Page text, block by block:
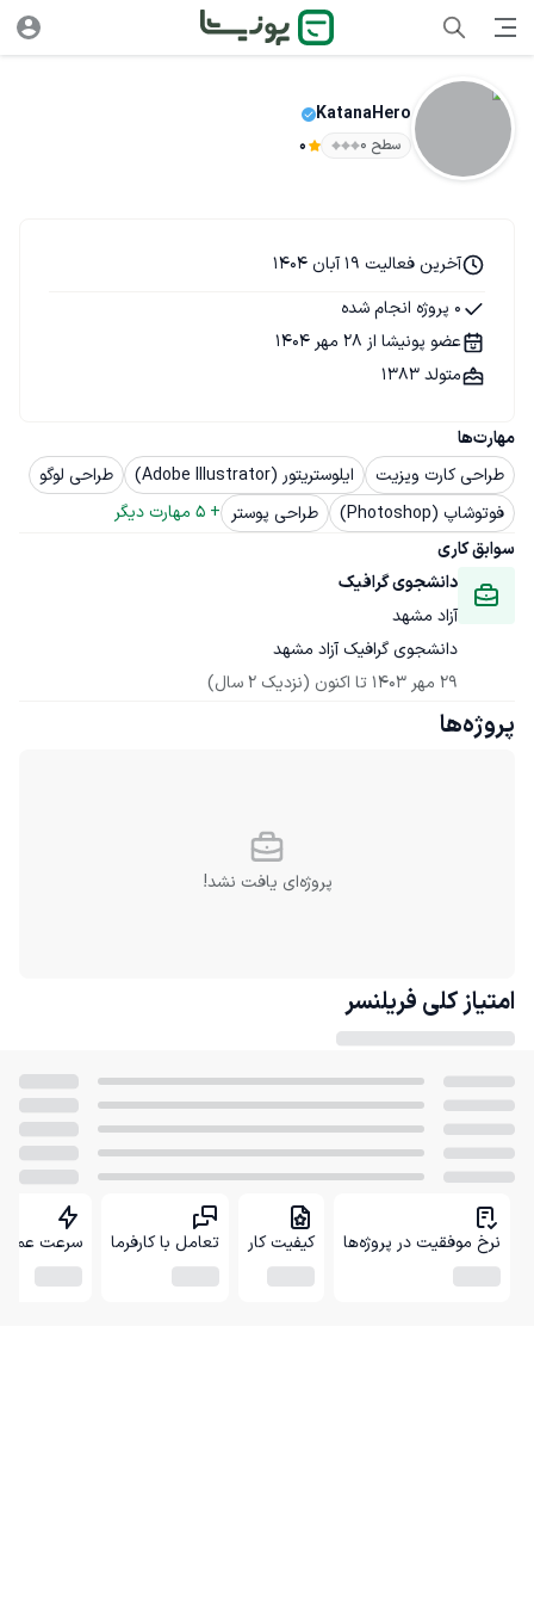
KatanaHero
سطح ۰ 0
مهارت‌ها
طراحی کارت ویزیت
ایلوستریتور (Adobe Illustrator)
طراحی لوگو
فوتوشاپ (Photoshop)
طراحی پوستر +
5 مهارت دیگر
سوابق کاری
دانشجوی گرافیک
آزاد مشهد
دانشجوی گرافیک آزاد مشهد
29 مهر 1403
تا اکنون (نزدیک 2 سال)
آخرین فعالیت 19 آبان 1404
0 پروژه انجام شده
عضو پونیشا از 28 مهر 1404
متولد 1383
پروژه‌ها
پروژه‌ای یافت نشد!
امتیاز کلی فریلنسر
نرخ موفقیت در پروژه‌ها کیفیت کار تعامل با کارفرما سرعت عمل